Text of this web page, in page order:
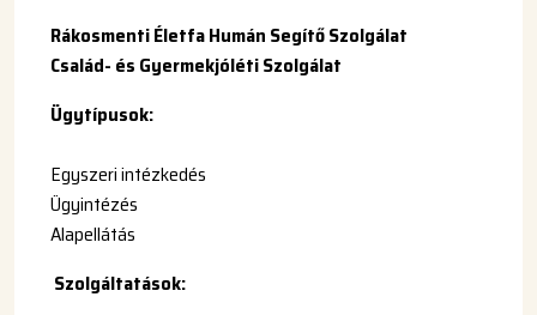
Rákosmenti Életfa Humán Segítő Szolgálat
Család- és Gyermekjóléti Szolgálat
Ügytípusok:
Egyszeri intézkedés
Ügyintézés
Alapellátás
Szolgáltatások: